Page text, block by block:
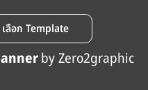
เลือก Template
by Zero2graphic